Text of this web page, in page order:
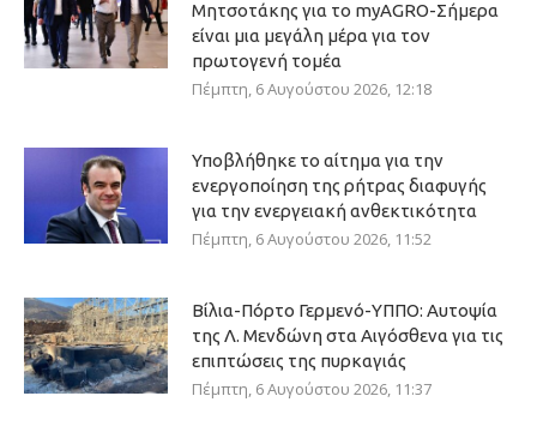
Μητσοτάκης για το myAGRO-Σήμερα
είναι μια μεγάλη μέρα για τον
πρωτογενή τομέα
Πέμπτη, 6 Αυγούστου 2026, 12:18
Υποβλήθηκε το αίτημα για την
ενεργοποίηση της ρήτρας διαφυγής
για την ενεργειακή ανθεκτικότητα
Πέμπτη, 6 Αυγούστου 2026, 11:52
Βίλια-Πόρτο Γερμενό-ΥΠΠΟ: Αυτοψία
της Λ. Μενδώνη στα Αιγόσθενα για τις
επιπτώσεις της πυρκαγιάς
Πέμπτη, 6 Αυγούστου 2026, 11:37